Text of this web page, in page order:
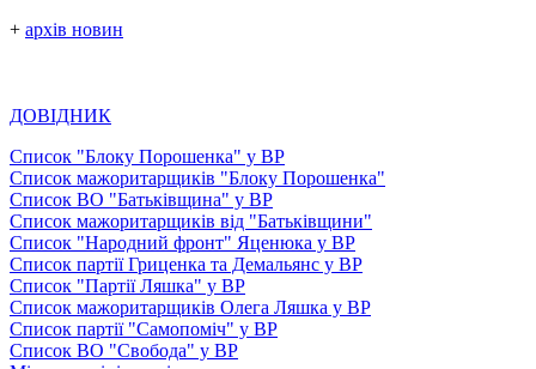
+ архів новин
ДОВІДНИК
Список "Блоку Порошенка" у ВР
Список мажоритарщиків "Блоку Порошенка"
Список ВО "Батьківщина" у ВР
Список мажоритарщиків від "Батьківщини"
Список "Народний фронт" Яценюка у ВР
Список партії Гриценка та Демальянс у ВР
Список "Партії Ляшка" у ВР
Список мажоритарщиків Олега Ляшка у ВР
Список партії "Самопоміч" у ВР
Список ВО "Свобода" у ВР